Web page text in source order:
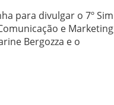
para divulgar o 7º
e
Bergozza e o